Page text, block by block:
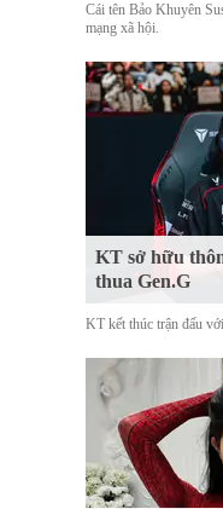
Cái tên Bảo Khuyên
mạng xã hội.
KT sở hữu
thua Gen.G
KT kết thúc trận đấu